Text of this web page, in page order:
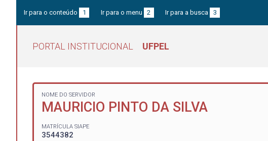
Ir para o conteúdo 1 Ir para o menu 2 Ir para a busca 3
PORTAL INSTITUCIONAL UFPEL
NOME DO SERVIDOR
MAURICIO PINTO DA SILVA
MATRÍCULA SIAPE
3544382